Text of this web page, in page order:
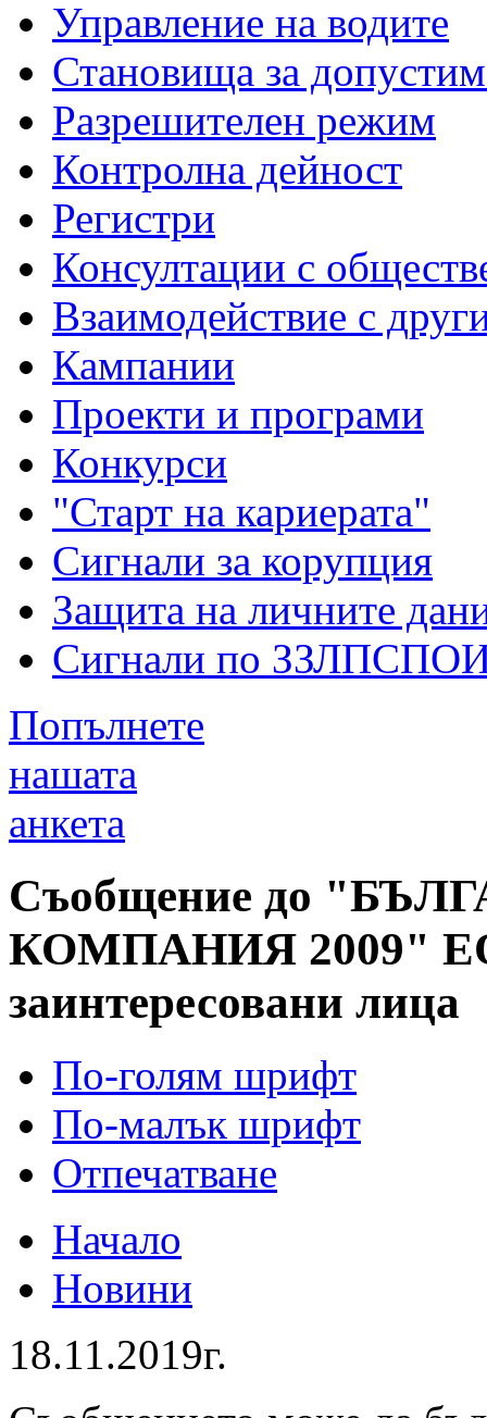
Управление на водите
Становища за
Разрешителен режим
Контролна дейност
Регистри
Консултации с
Взаимодействие с
Кампании
Проекти и програми
Конкурси
"Старт на кариерата"
Сигнали за корупция
Защита на личните
Сигнали по
Попълнете
нашата
анкета
Съобщение до
КОМПАНИЯ 2009"
заинтересовани лица
По-голям шрифт
По-малък шрифт
Отпечатване
Начало
Новини
18.11.2019г.